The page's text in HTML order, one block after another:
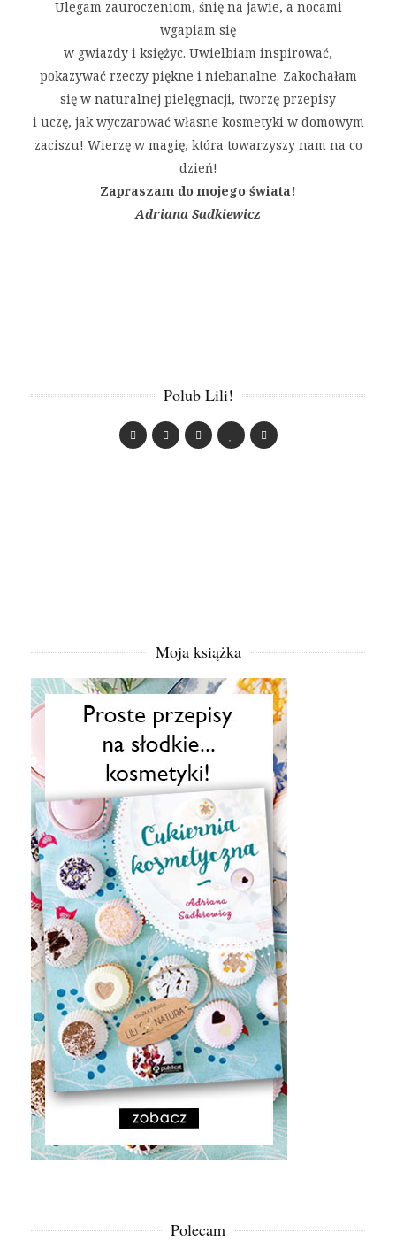
Ulegam zauroczeniom, śnię na jawie, a nocami
wgapiam się
w gwiazdy i księżyc. Uwielbiam inspirować,
pokazywać rzeczy piękne i niebanalne. Zakochałam
się w naturalnej pielęgnacji, tworzę przepisy
i uczę, jak wyczarować własne kosmetyki w domowym
zaciszu! Wierzę w magię, która towarzyszy nam na co
dzień!
Zapraszam do mojego świata!
Adriana Sadkiewicz
Polub Lili!
Moja książka
Polecam